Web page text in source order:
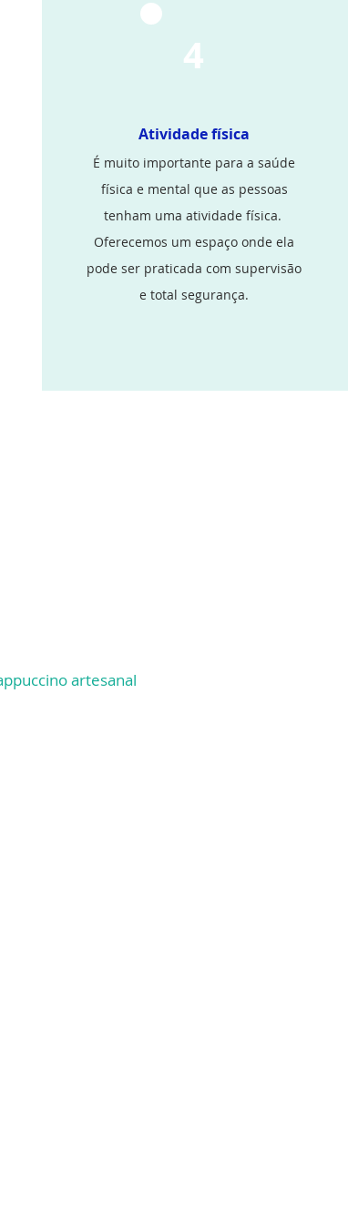
4
Atividade física
É muito importante para a saúde
física e mental que as pessoas
tenham uma atividade física.
Oferecemos um espaço onde ela
pode ser praticada com supervisão
e total segurança.
artesanal